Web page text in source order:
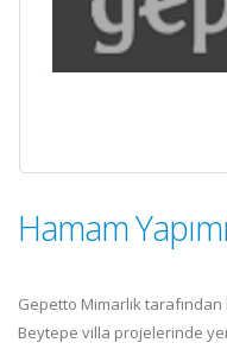
Hamam
Gepetto Mimarlık
Beytepe villa projelerinde